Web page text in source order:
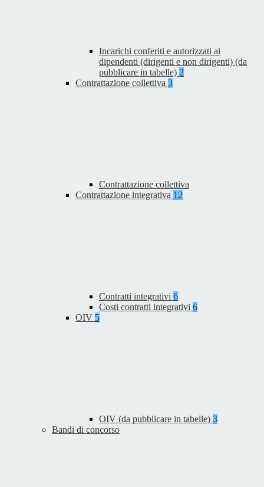
Incarichi conferiti e autorizzati ai
dipendenti (dirigenti e non dirigenti) (da
pubblicare in tabelle) 2
Contrattazione collettiva 3
Contrattazione collettiva
Contrattazione integrativa 12
Contratti integrativi 6
Costi contratti integrativi 6
OIV 5
OIV (da pubblicare in tabelle) 3
Bandi di concorso